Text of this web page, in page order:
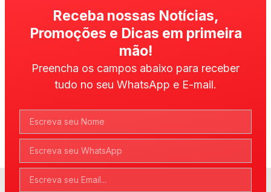
Receba nossas Notícias,
Promoções e Dicas em primeira
mão!
Preencha os campos abaixo para receber
tudo no seu WhatsApp e E-mail.